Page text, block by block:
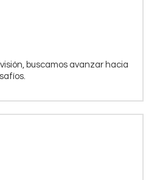
buscamos avanzar hacia